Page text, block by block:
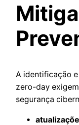
A identificação
zero-day
segurança